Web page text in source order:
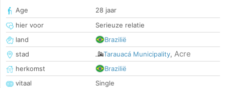
Age
28 jaar
hier voor
Serieuze relatie
land
Brazilië
stad
Tarauacá Municipality, Acre
herkomst
Brazilië
vitaal
Single